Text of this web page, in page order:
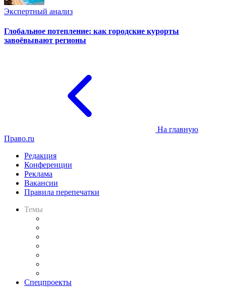
Экспертный анализ
Глобальное потепление: как городские курорты
завоёвывают регионы
На главную
Право.ru
Редакция
Конференции
Реклама
Вакансии
Правила перепечатки
Темы
Спецпроекты